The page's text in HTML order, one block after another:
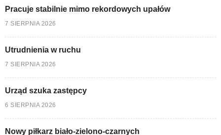
Pracuje stabilnie mimo rekordowych upałów
7 SIERPNIA 2026
Utrudnienia w ruchu
7 SIERPNIA 2026
Urząd szuka zastępcy
6 SIERPNIA 2026
Nowy piłkarz biało-zielono-czarnych